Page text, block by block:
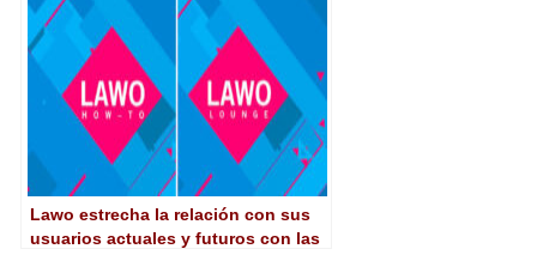
entornos SDI
Lawo estrecha la relación con sus
usuarios actuales y futuros con las